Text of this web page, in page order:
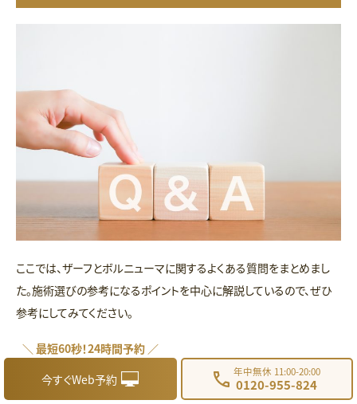
ここでは、ザーフとボルニューマに関するよくある質問をまとめまし
た。施術選びの参考になるポイントを中心に解説しているので、ぜひ
参考にしてみてください。
値段が安いのはザーフとボルニューマのどっちですか？
ザーフとボルニューマの値段は大きな差がなく、どちらも1回あたり
＼ 最短60秒！24時間予約 ／
今すぐWeb予約
年中無休 11:00-20:00
0120-955-824